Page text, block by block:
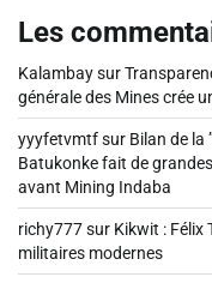
Les
Kalambaysur
générale des Mines crée
yyyfetvmtfsur Bilan de la
Batukonke fait de
avant Mining Indaba
richy777sur Kikwit : Félix
militaires modernes